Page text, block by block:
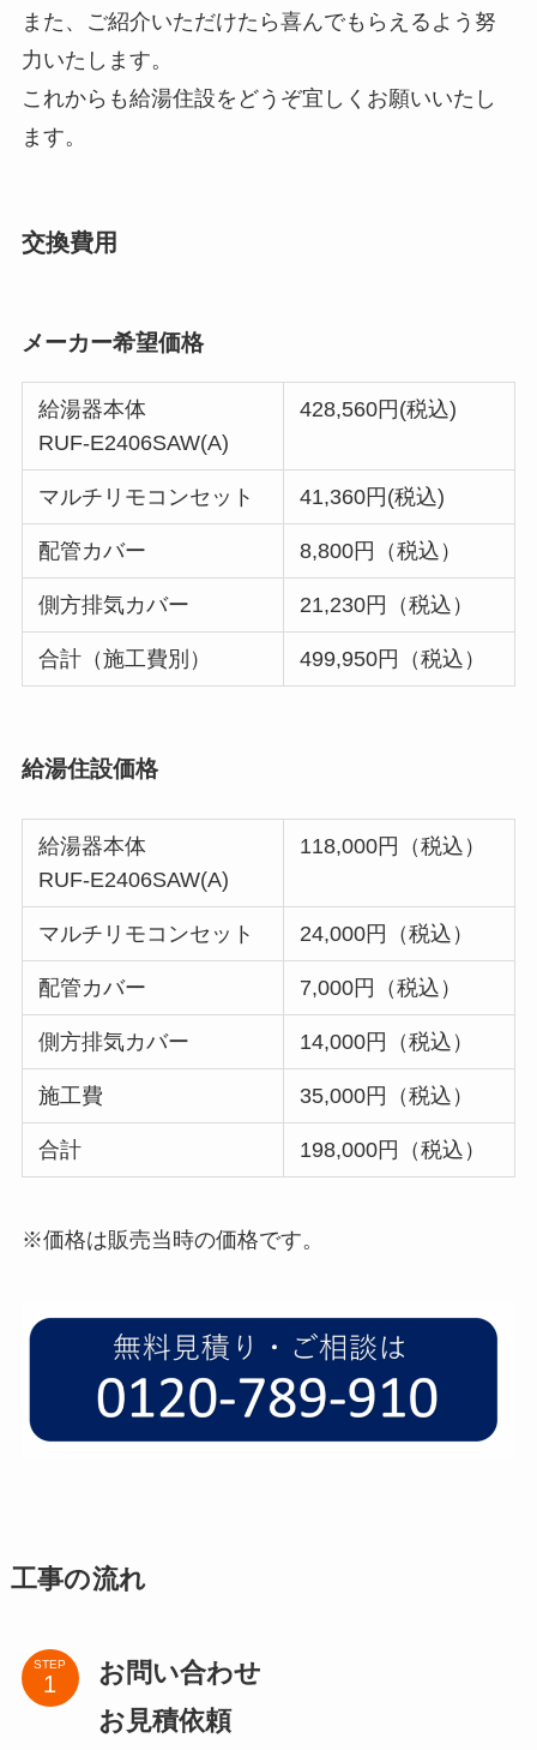
また、ご紹介いただけたら喜んでもらえるよう努
力いたします。
これからも給湯住設をどうぞ宜しくお願いいたし
ます。
交換費用
メーカー希望価格
給湯器本体
RUF-E2406SAW(A)
428,560円(税込)
マルチリモコンセット 41,360円(税込)
配管カバー 8,800円（税込）
側方排気カバー 21,230円（税込）
合計（施工費別） 499,950円（税込）
給湯住設価格
給湯器本体
RUF-E2406SAW(A)
118,000円（税込）
マルチリモコンセット 24,000円（税込）
配管カバー 7,000円（税込）
側方排気カバー 14,000円（税込）
施工費 35,000円（税込）
合計 198,000円（税込）
※価格は販売当時の価格です。
工事の流れ
STEP
お問い合わせ
お見積依頼